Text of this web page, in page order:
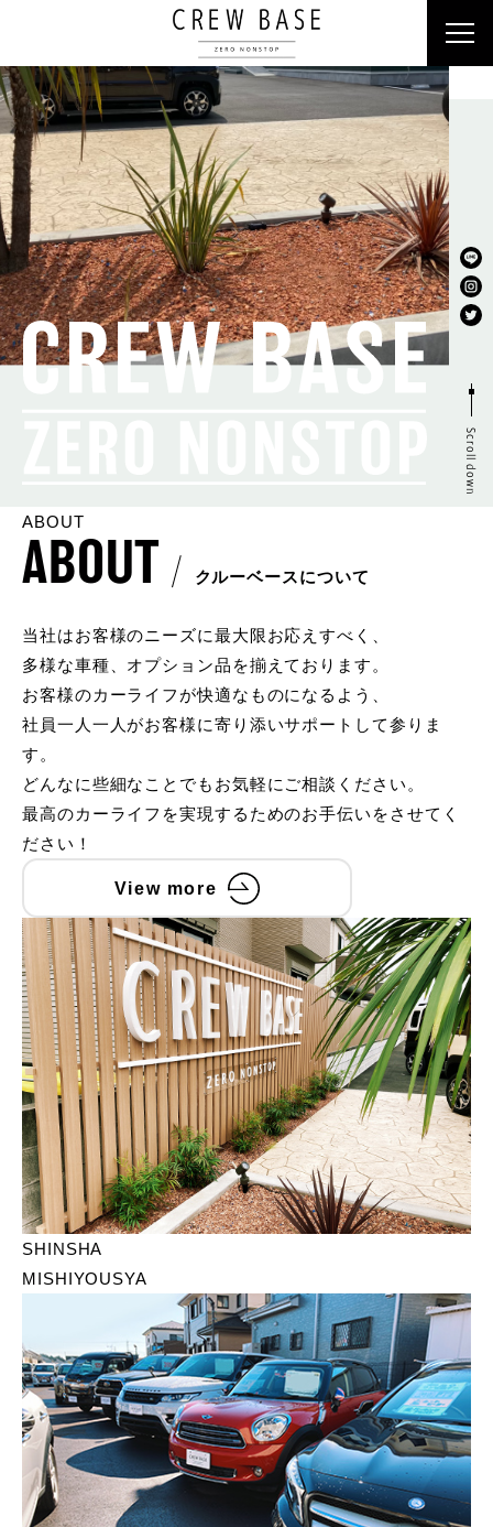
クルーベース
ラビット
Scroll down
ABOUT
ABOUT クルーベースについて
当社はお客様のニーズに最大限お応えすべく、
多様な車種、オプション品を揃えております。
お客様のカーライフが快適なものになるよう、
社員一人一人がお客様に寄り添いサポートして参りま
す。
どんなに些細なことでもお気軽にご相談ください。
最高のカーライフを実現するためのお手伝いをさせてく
ださい！
View more
SHINSHA
MISHIYOUSYA